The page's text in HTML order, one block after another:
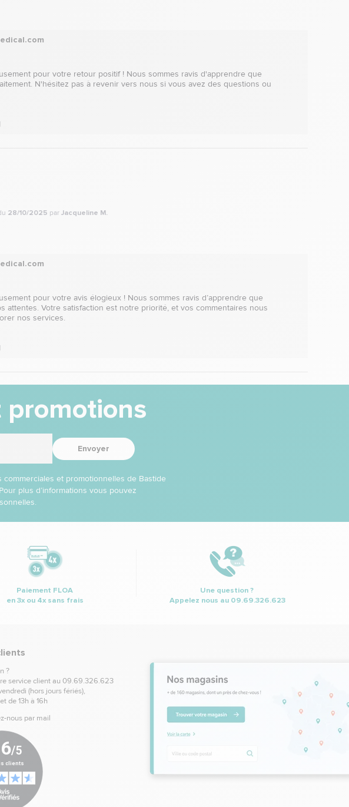
pour votre retour positif ! Nous sommes ravis d'apprendre que
N'hésitez pas à revenir vers nous si vous avez des questions ou
28/10/2025 par Jacqueline M.
pour votre avis élogieux ! Nous sommes ravis d’apprendre que
attentes. Votre satisfaction est notre priorité, et vos commentaires nous
nos services.
promotions
Envoyer
et promotionnelles de Bastide
plus d’informations vous pouvez
Paiement FLOA
en 3x ou 4x sans frais
Une question ?
Appelez nous au 09.69.326.623
?
service client au 09.69.326.623
(hors jours fériés),
de 13h à 16h
nous par mail